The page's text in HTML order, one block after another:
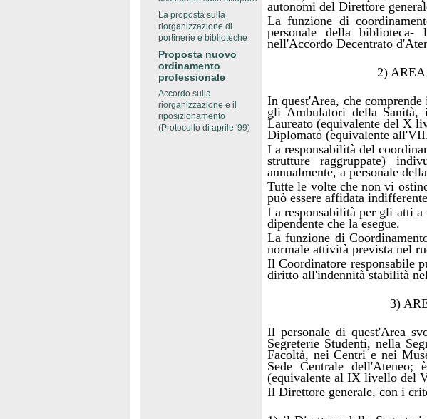
La proposta sulla
riorganizzazione di
portinerie e biblioteche
Proposta nuovo
ordinamento
professionale
Accordo sulla
riorganizzazione e il
riposizionamento
(Protocollo di aprile '99)
autonomi del Direttore
La funzione di
personale della
nell'Accordo Decentrato
2)
In quest'Area, che
gli Ambulatori della Sanità,
Laureato (equivalente del X
Diplomato (equivalente
La responsabilità del
strutture raggruppate)
annualmente, a personale
Tutte le volte che non vi
può essere affidata
La responsabilità per gli atti a
dipendente che la esegue.
La funzione di
normale attività prevista nel
Il Coordinatore responsabile
diritto all'indennità stabilità
3)
Il personale di quest'Area
Segreterie Studenti, nella
Facoltà, nei Centri e nei
Sede Centrale dell'Ateneo;
(equivalente al IX livello del
Il Direttore generale, con i